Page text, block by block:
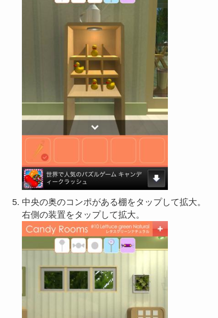
中央の奥のコンポがある棚をタップして拡大。
右側の装置をタップして拡大。